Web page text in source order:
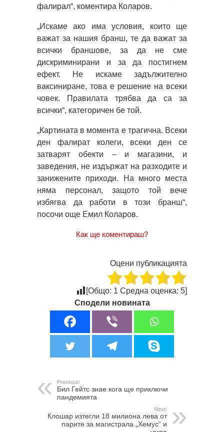
фалирал“, коментира Коларов.
„Искаме ако има условия, които ще
важат за нашия бранш, те да важат за
всички браншове, за да не сме
дискриминирани и за да постигнем
ефект. Не искаме задължително
ваксиниране, това е решение на всеки
човек. Правилата трябва да са за
всички“, категоричен бе той.
„Картината в момента е трагична. Всеки
ден фалират колеги, всеки ден се
затварят обекти – и магазини, и
заведения, не издържат на разходите и
занижените приходи. На много места
няма персонал, защото той вече
избягва да работи в този бранш“,
посочи още Емил Коларов.
Как ще коментираш?
Оцени публикацията
[Общо: 1 Средна оценка: 5]
Сподели новината
Previous:
Бил Гейтс знае кога ще приключи
пандемията
Next:
Клошар изтегли 18 милиона лева от
парите за магистрала „Хемус“ и